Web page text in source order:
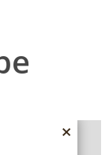
×